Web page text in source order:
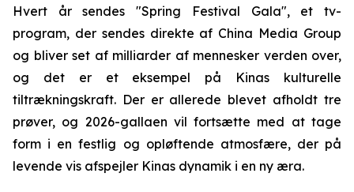
Hvert år sendes "Spring Festival Gala", et tv-
program, der sendes direkte af China Media Group
og bliver set af milliarder af mennesker verden over,
og det er et eksempel på Kinas kulturelle
tiltrækningskraft. Der er allerede blevet afholdt tre
prøver, og 2026-gallaen vil fortsætte med at tage
form i en festlig og opløftende atmosfære, der på
levende vis afspejler Kinas dynamik i en ny æra.